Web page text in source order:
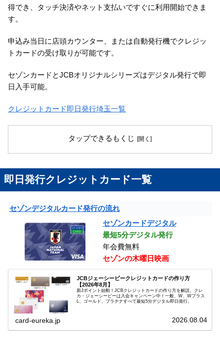
得でき、タッチ決済やネット支払いですぐに利用開始できま
す。
申込み当日に店頭カウンター、または自動発行機でクレジッ
トカードの受け取りが可能です。
セゾンカードとJCBオリジナルシリーズはデジタル発行で即
日入手可能。
クレジットカード即日発行埼玉一覧
タップできるもくじ
即日発行クレジットカード一覧
セゾンデジタルカード発行の流れ
セゾンカードデジタル
最短5分デジタル発行
年会費無料
セゾンの木曜日映画
JCBジェーシービークレジットカードの作り方
【2026年8月】
新Jポイント始動！JCBクレジットカードの作り方を解説。クレ
カ・ジェーシービーは入会キャンペーン中！一般、W、Wプラス
L、ゴールド、プラチナすべて最短5分デジタル即日発行。
card-eureka.jp 2026.08.04